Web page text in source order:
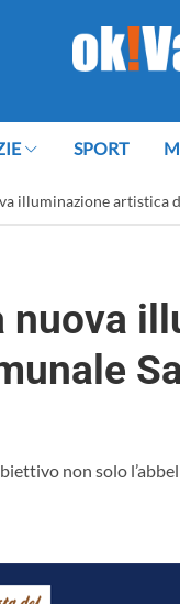
SPORT
illuminazione artistica
nuova
non solo